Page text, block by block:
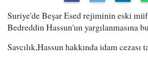
Suriye'de Beşar Esed rejiminin eski
Bedreddin Hassun'un yargılanmasına
Savcılık,Hassun hakkında idam cezası